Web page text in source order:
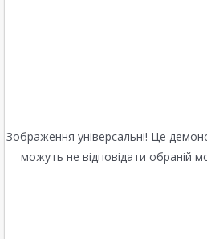
Зображення універсальні! Це
можуть не відповідати обраній